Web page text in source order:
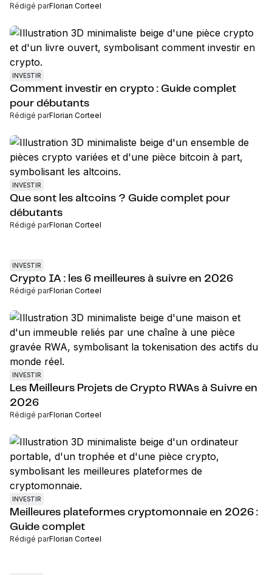
Rédigé parFlorian Corteel
INVESTIR
Comment investir en crypto : Guide complet
pour débutants
Rédigé parFlorian Corteel
INVESTIR
Que sont les altcoins ? Guide complet pour
débutants
Rédigé parFlorian Corteel
INVESTIR
Crypto IA : les 6 meilleures à suivre en 2026
Rédigé parFlorian Corteel
INVESTIR
Les Meilleurs Projets de Crypto RWAs à Suivre en
2026
Rédigé parFlorian Corteel
INVESTIR
Meilleures plateformes cryptomonnaie en 2026 :
Guide complet
Rédigé parFlorian Corteel